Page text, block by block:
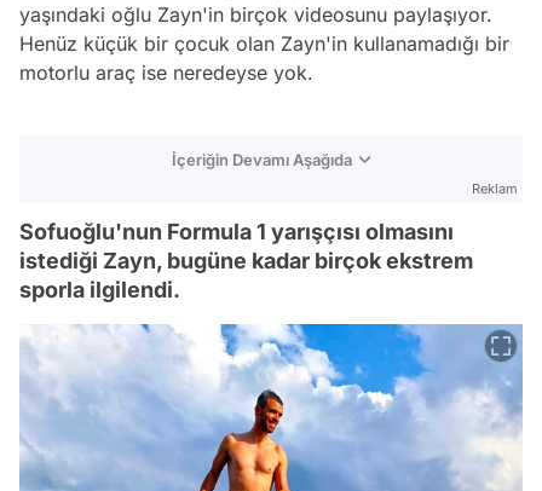
yaşındaki oğlu Zayn'in birçok videosunu paylaşıyor.
Henüz küçük bir çocuk olan Zayn'in kullanamadığı bir
motorlu araç ise neredeyse yok.
İçeriğin Devamı Aşağıda
Reklam
Sofuoğlu'nun Formula 1 yarışçısı olmasını
istediği Zayn, bugüne kadar birçok ekstrem
sporla ilgilendi.